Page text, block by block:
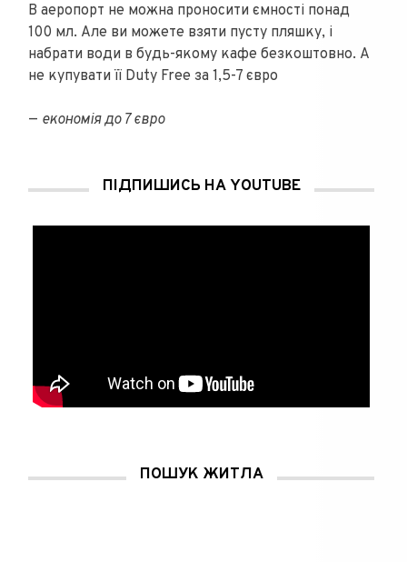
В аеропорт не можна проносити ємності понад
100 мл. Але ви можете взяти пусту пляшку, і
набрати води в будь-якому кафе безкоштовно. А
не купувати її Duty Free за 1,5-7 євро
— економія до 7 євро
ПІДПИШИСЬ НА YOUTUBE
ПОШУК ЖИТЛА